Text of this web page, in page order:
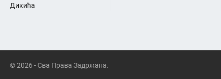
Дикића
© 2026 - Сва Права Задржана.